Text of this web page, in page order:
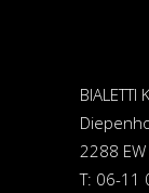
BIALETTI
2288
T: 06-11